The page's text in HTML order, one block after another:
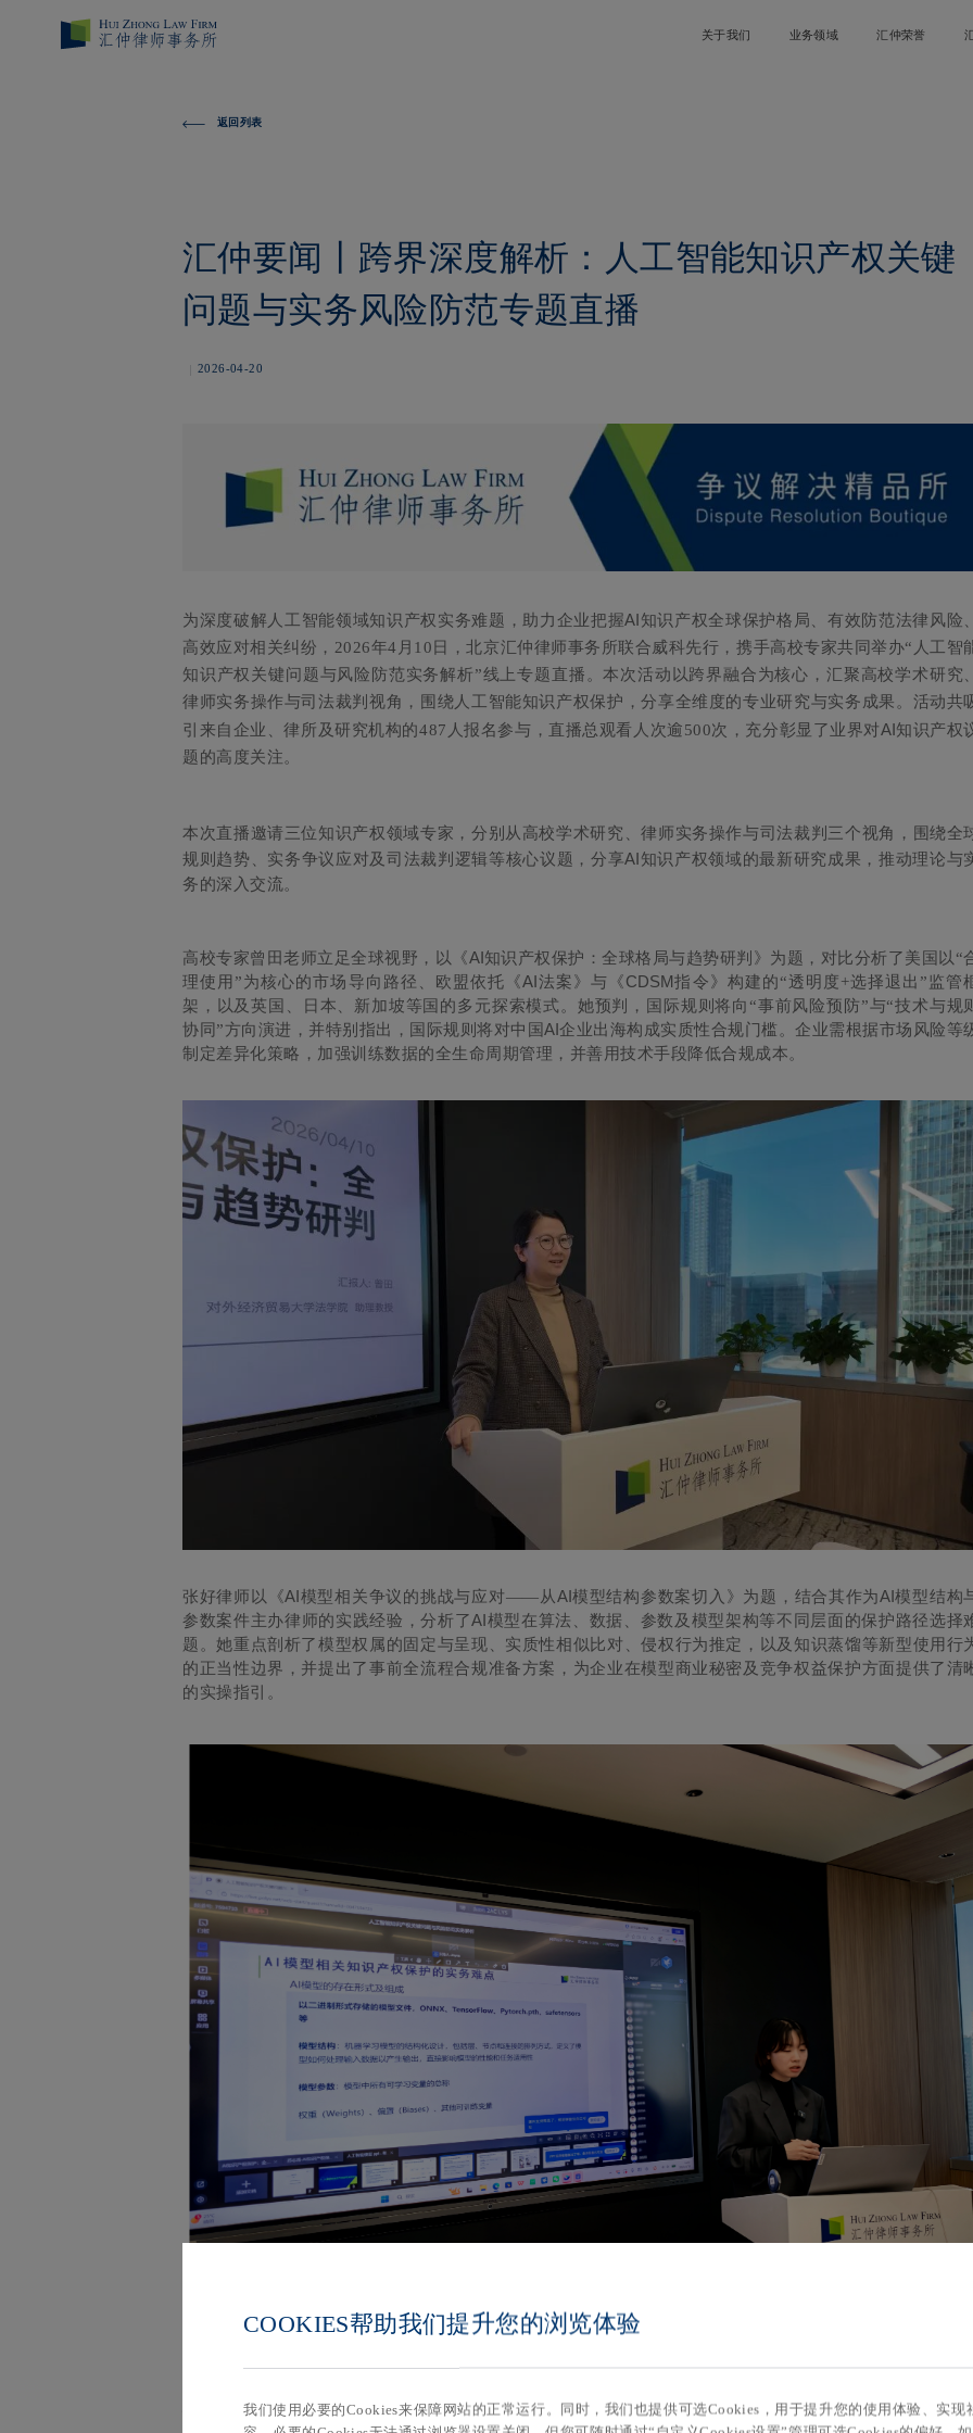
关于我们 业务领域 汇仲荣誉
返回列表
汇仲要闻丨跨界深度解析：人工智能知识产权关键
问题与实务风险防范专题直播
2026-04-20
为深度破解人工智能领域知识产权实务难题，助力企业把握AI知识产权全球保护格局、有效防范法律风险、
高效应对相关纠纷，2026年4月10日，北京汇仲律师事务所联合威科先行，携手高校专家共同举办“人工智
知识产权关键问题与风险防范实务解析”线上专题直播。本次活动以跨界融合为核心，汇聚高校学术研究、
律师实务操作与司法裁判视角，围绕人工智能知识产权保护，分享全维度的专业研究与实务成果。活动共
引来自企业、律所及研究机构的487人报名参与，直播总观看人次逾500次，充分彰显了业界对AI知识产权
题的高度关注。
本次直播邀请三位知识产权领域专家，分别从高校学术研究、律师实务操作与司法裁判三个视角，围绕全
规则趋势、实务争议应对及司法裁判逻辑等核心议题，分享AI知识产权领域的最新研究成果，推动理论与
务的深入交流。
高校专家曾田老师立足全球视野，以《AI知识产权保护：全球格局与趋势研判》为题，对比分析了美国以“
理使用”为核心的市场导向路径、欧盟依托《AI法案》与《CDSM指令》构建的“透明度+选择退出”监管
架，以及英国、日本、新加坡等国的多元探索模式。她预判，国际规则将向“事前风险预防”与“技术与规
协同”方向演进，并特别指出，国际规则将对中国AI企业出海构成实质性合规门槛。企业需根据市场风险等
制定差异化策略，加强训练数据的全生命周期管理，并善用技术手段降低合规成本。
张好律师以《AI模型相关争议的挑战与应对——从AI模型结构参数案切入》为题，结合其作为AI模型结构
参数案件主办律师的实践经验，分析了AI模型在算法、数据、参数及模型架构等不同层面的保护路径选择
题。她重点剖析了模型权属的固定与呈现、实质性相似比对、侵权行为推定，以及知识蒸馏等新型使用行
的正当性边界，并提出了事前全流程合规准备方案，为企业在模型商业秘密及竞争权益保护方面提供了清
的实操指引。
心争点。他指出，随着生成式AI与大模型加速落地，知识产权问题已贯穿研发、数据搜集、训练、部署、
COOKIES帮助我们提升您的浏览体验
我们使用必要的Cookies来保障网站的正常运行。同时，我们也提供可选Cookies，用于提升您的使用体验、实